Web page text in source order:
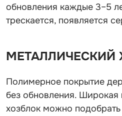
обновления каждые 3–5
трескается, появляется
МЕТАЛЛИЧЕСКИЙ
Полимерное покрытие
без обновления. Широкая
хозблок можно